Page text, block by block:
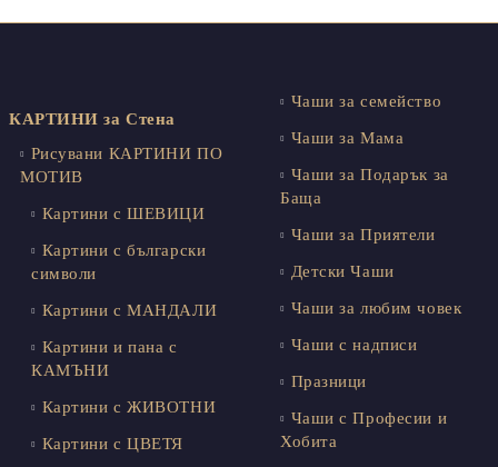
КАРТИНИ за Стена
Рисувани КАРТИНИ ПО
МОТИВ
Картини с ШЕВИЦИ
Картини с български
символи
Картини с МАНДАЛИ
Картини и пана с
КАМЪНИ
Картини с ЖИВОТНИ
Картини с ЦВЕТЯ
Чаши за семейство
Чаши за Мама
Чаши за Подарък за
Баща
Чаши за Приятели
Детски Чаши
Чаши за любим човек
Чаши с надписи
Празници
Чаши с Професии и
Хобита